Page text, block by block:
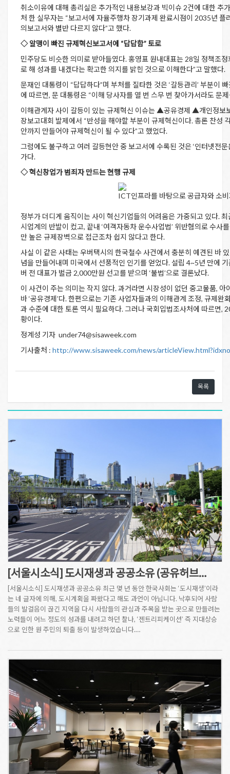
취소이유에 대해 총리실은 추가적인 내용보강과 빅이슈 2건에 대한 추
처 한 실무자는 “보고서에 자율주행차 장기과제 완료시점이 2035년
의보고서와 별반 다르지 않다”고 했다.
◇ 알맹이 빠진 규제혁신보고서에 “답답함” 토로
민주당도 비슷한 의미로 받아들였다. 홍영표 원내대표는 28일 정책조
로 해 성과를 내겠다는 확고한 의지를 밝힌 것으로 이해한다”고 말했다.
문재인 대통령이 “답답하다”며 부처를 질타한 것은 ‘갈등관리’ 부분이
에 따르면, 문 대통령은 “이해 당사자를 열 번 스무 번 찾아가서라도 문
이해관계자 사이 갈등이 있는 규제혁신 이슈는 ▲공유경제 ▲개인정보
장보고대회 발제에서 “반성을 해야할 부분이 규제혁신이다. 총론 찬성
안까지 만들어야 규제혁신이 될 수 있다”고 했었다.
그럼에도 불구하고 여러 갈등현안 중 보고서에 수록된 것은 ‘인터넷전
가다.
◇ 혁신창업가 범죄자 만드는 현행 규제
ICT인프라를 바탕으로 공급자와 소
정부가 더디게 움직이는 사이 혁신기업들의 어려움은 가중되고 있다.
시업계의 반발이 컸고, 끝내 ‘여객자동차 운수사업법’ 위반혐의로 수
만 높은 규제장벽으로 접근조차 쉽지 않다고 한다.
사실 이 같은 사태는 우버택시의 한국철수 사건에서 충분히 예견된 바
념을 만들어내며 미국에서 선풍적인 인기를 얻었다. 설립 4~5년 만에
버 전 대표가 벌금 2,000만원 선고를 받으며 ‘불법’으로 결론났다.
이 사건이 주는 의미는 작지 않다. 과거라면 시장성이 없던 중고물품,
바 ‘공유경제’다. 한편으로는 기존 사업자들과의 이해관계 조정, 규제
과 수준에 대한 토론 역시 필요하다. 그러나 국회입법조사처에 따르면,
황이다.
정계성 기자 under74@sisaweek.com
기사출처 : http://www.sisaweek.com/news/
목록
[서울시소식] 도시재생과 공공소유 (공유허브…
[서울시소식] 도시재생과 공공소유 최근 몇 년 동안 한국사회는 ‘도시재생’이라
는 네 글자에 의해, 도시계획을 짜왔다고 해도 과언이 아닙니다. 낙후되어 사람
들의 발걸음이 끊긴 지역을 다시 사람들의 관심과 주목을 받는 곳으로 만들려는
노력들이 어느 정도의 성과를 내려고 하던 찰나, ‘젠트리피케이션’ 즉 지대상승
으로 인한 원 주민의 퇴출 등이 발생하였습니다.…